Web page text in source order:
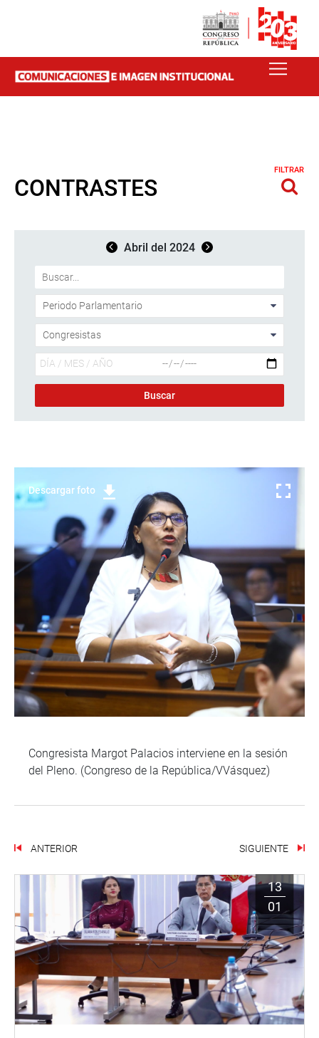
CONTRASTES
FILTRAR
Abril del 2024
Descargar foto
Congresista Margot Palacios interviene en la sesión
del Pleno. (Congreso de la República/VVásquez)
ANTERIOR SIGUIENTE
13
01